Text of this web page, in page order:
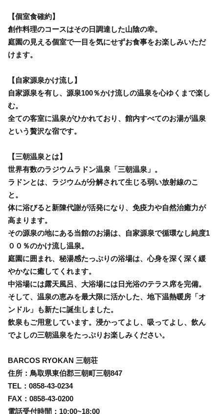
【個室食確約】
創作料理のコースはその日調達した山陰の幸。
庭園の見える個室で一目を気にせずお食事をお楽しみいただ
けます。
【自家源泉かけ流し】
自家源泉を有し、源泉100％かけ流しの温泉を心ゆくまで楽し
む。
全ての客室に温泉がひかれており、館内すべてのお湯が温泉
という贅沢な宿です。
【三朝温泉とは】
世界有数のラジウムラドン温泉「三朝温泉」。
ラドンとは、ラジウムが分解されて生じる弱い放射線のこ
と。
体に浴びると新陳代謝が活発になり、免疫力や自然治癒力が
高まります。
その源泉の地にある当館のお湯は、自家源泉で循環なし純度1
００％のかけ流し温泉。
庭園に囲まれ、秘湯感たっぷりの浴場は、心身を深く深く緩
やかなに癒してくれます。
中浴場には露天風呂、大浴場には日光浴のテラス席を完備。
そして、温泉の恵みを最大限に活かした、地下温熱暖房「オ
ンドル」も新たに誕生しました。
飲泉もご用意しています。浸かってよし、吸ってよし、飲ん
でよしの三朝温泉をたっぷりお楽しみください。
BARCOS RYOKAN 三朝荘
住所：鳥取県東伯郡三朝町三朝847
TEL：0858-43-0234
FAX：0858-43-0200
電話受付時間：10:00~18:00